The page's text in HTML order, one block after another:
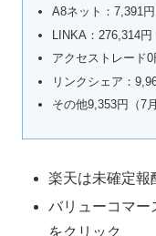
A8ネット：7,391
LINKA：276,314円
アクセストレード0
リンクシェア：
その他9,353円（7
楽天は未確定報
バリューコマー
をクリック